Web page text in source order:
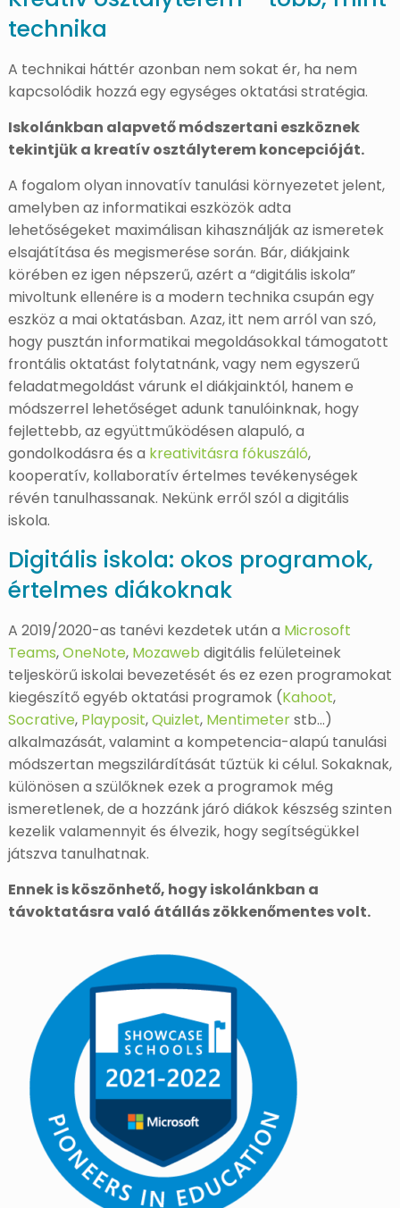
technika
A technikai háttér azonban nem sokat ér, ha nem
kapcsolódik hozzá egy egységes oktatási stratégia.
Iskolánkban alapvető módszertani eszköznek
tekintjük a kreatív osztályterem koncepcióját.
A fogalom olyan innovatív tanulási környezetet jelent,
amelyben az informatikai eszközök adta
lehetőségeket maximálisan kihasználják az ismeretek
elsajátítása és megismerése során. Bár, diákjaink
körében ez igen népszerű, azért a “digitális iskola”
mivoltunk ellenére is a modern technika csupán egy
eszköz a mai oktatásban. Azaz, itt nem arról van szó,
hogy pusztán informatikai megoldásokkal támogatott
frontális oktatást folytatnánk, vagy nem egyszerű
feladatmegoldást várunk el diákjainktól, hanem e
módszerrel lehetőséget adunk tanulóinknak, hogy
fejlettebb, az együttműködésen alapuló, a
gondolkodásra és a kreativitásra fókuszáló,
kooperatív, kollaboratív értelmes tevékenységek
révén tanulhassanak. Nekünk erről szól a digitális
iskola.
Digitális iskola: okos programok,
értelmes diákoknak
A 2019/2020-as tanévi kezdetek után a Microsoft
Teams,OneNote, Mozaweb digitális felületeinek
teljeskörű iskolai bevezetését és ez ezen programokat
kiegészítő egyéb oktatási programok (Kahoot,
Socrative, Playposit,Quizlet, Mentimeterstb…)
alkalmazását, valamint a kompetencia-alapú tanulási
módszertan megszilárdítását tűztük ki célul. Sokaknak,
különösen a szülőknek ezek a programok még
ismeretlenek, de a hozzánk járó diákok készség szinten
kezelik valamennyit és élvezik, hogy segítségükkel
játszva tanulhatnak.
Ennek is köszönhető, hogy iskolánkban a
távoktatásra való átállás zökkenőmentes volt.